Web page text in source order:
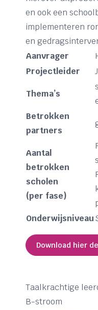
en ook een
implementeren
en
Aanvrager
Projectleider
Thema’s
Betrokken
partners
Aantal
betrokken
scholen
(per fase)
Onderwijsniveau
Download hier
Taalkrachtige
B-stroom